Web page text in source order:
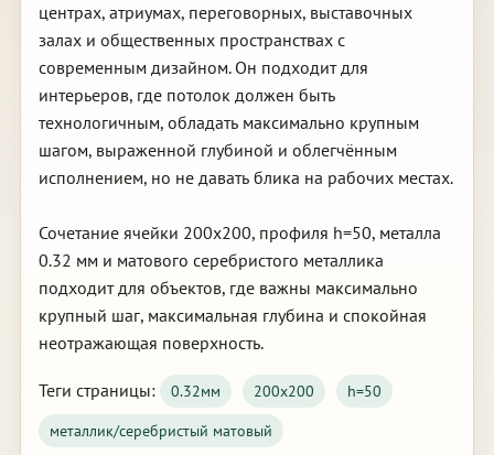
центрах, атриумах, переговорных, выставочных
залах и общественных пространствах с
современным дизайном. Он подходит для
интерьеров, где потолок должен быть
технологичным, обладать максимально крупным
шагом, выраженной глубиной и облегчённым
исполнением, но не давать блика на рабочих местах.
Сочетание ячейки 200х200, профиля h=50, металла
0.32 мм и матового серебристого металлика
подходит для объектов, где важны максимально
крупный шаг, максимальная глубина и спокойная
неотражающая поверхность.
Теги страницы: 0.32мм 200х200
h=50
металлик/серебристый матовый